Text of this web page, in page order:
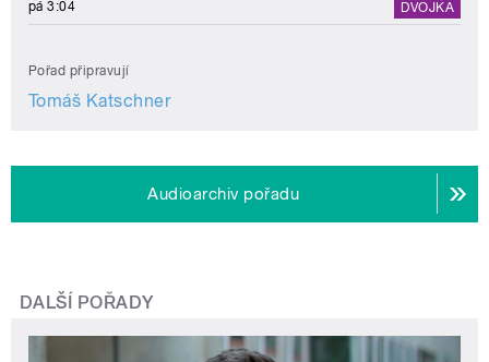
pá 3:04 DVOJKA
Pořad připravují
Tomáš Katschner
Audioarchiv pořadu
DALŠÍ POŘADY